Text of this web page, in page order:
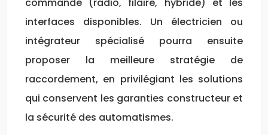
interfaces disponibles. Un électricien ou
intégrateur spécialisé pourra ensuite
proposer la meilleure stratégie de
raccordement, en privilégiant les solutions
qui conservent les garanties constructeur et
la sécurité des automatismes.